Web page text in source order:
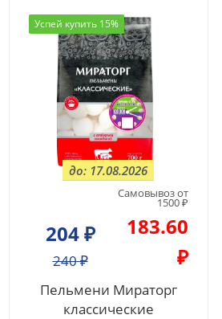
Успей купить 15%
204₽
240₽
Самовывоз от
1500 ₽
183.60
₽
Пельмени Мираторг
классические
до: 17.08.2026